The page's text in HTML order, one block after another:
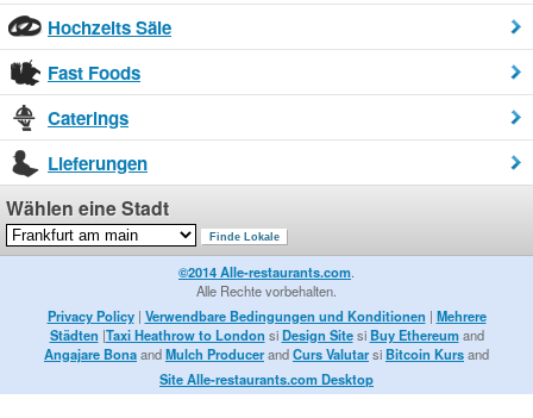
Hochzeits Säle
Fast Foods
Caterings
Lieferungen
Wählen eine Stadt
©2014 Alle-restaurants.com
Alle Rechte vorbehalten.
Privacy Policy| Verwendbare Bedingungen und Konditionen | Mehrere
Städten |Taxi Heathrow to London siDesign Sitesi Buy Ethereumand
Angajare BonaandMulch ProducerandCurs Valutarsi Bitcoin Kursand
Site Alle-restaurants.com Desktop